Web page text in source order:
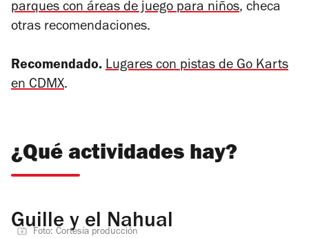
parques con áreas de juego para niños, checa
otras recomendaciones.
Recomendado. Lugares con pistas de Go Karts
en CDMX.
¿Qué actividades hay?
Guille y el Nahual
Foto: Cortesía producción